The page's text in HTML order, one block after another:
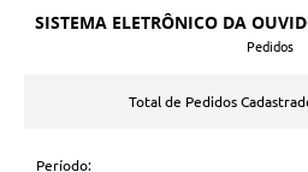
SISTEMA ELETRÔNICO DA
Pedidos
Total de Pedidos
Período: